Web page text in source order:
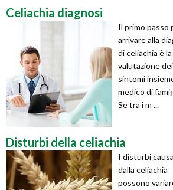
Celiachia diagnosi
Il primo passo
arrivare alla
di celiachia è la
valutazione dei
sintomi
medico di
Se tra i m ...
Disturbi della celiachia
I disturbi
dalla celiachia
possono